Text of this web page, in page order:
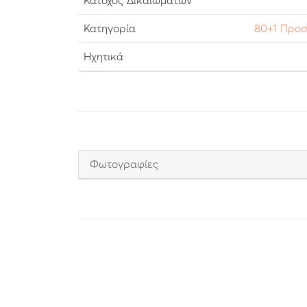
Κατηγορία 80+1
Ηχητικά
Φωτογραφίες